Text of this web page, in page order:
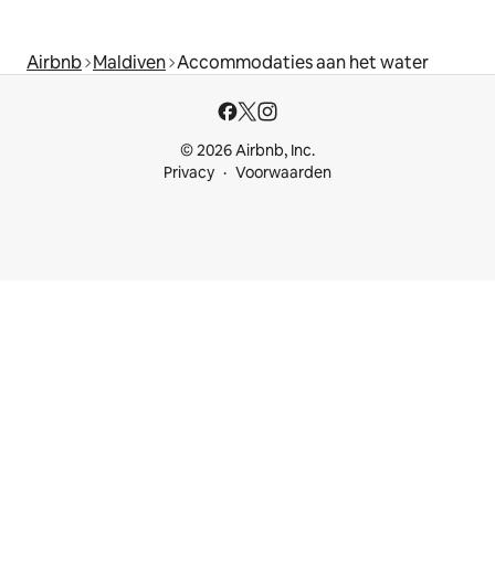
Airbnb Maldiven Accommodaties aan het water
© 2026 Airbnb, Inc.
Privacy
Voorwaarden